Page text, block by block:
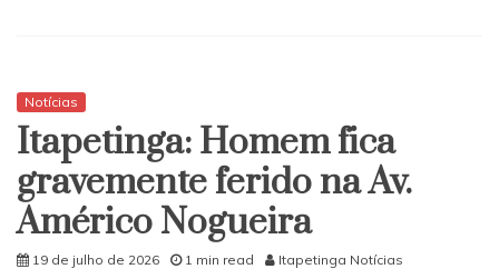
Paulo,
o
itapetinguense
Nelson
Marinho
Jr.
Notícias
Itapetinga: Homem fica
gravemente ferido na Av.
Américo Nogueira
19 de julho de 2026 1 min read Itapetinga Notícias